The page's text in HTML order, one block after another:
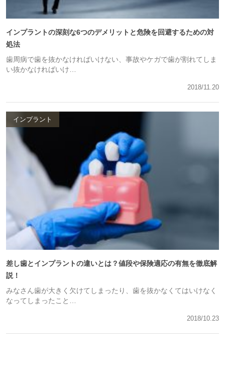
インプラントの深刻な6つのデメリットと危険を回避するための対
処法
歯周病で歯を抜かなければいけない、事故やケガで歯が割れてしま
い抜かなければいけ…
2018/11.20
インプラント
差し歯とインプラントの違いとは？値段や保険適応の有無を徹底解
説！
みなさん歯が大きく欠けてしまったり、歯を抜かなくてはいけなく
なってしまったこと…
2018/10.23